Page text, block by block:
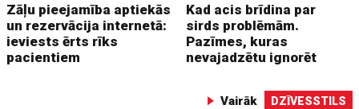
Zāļu pieejamība aptiekās
un rezervācija internetā:
ieviests ērts rīks
pacientiem
Kad acis brīdina par
sirds problēmām.
Pazīmes, kuras
nevajadzētu ignorēt
Vairāk DZĪVESSTILS